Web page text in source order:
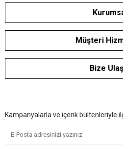
Müşteri
Bize
Kampanyalarla ve içerik bültenleriyle